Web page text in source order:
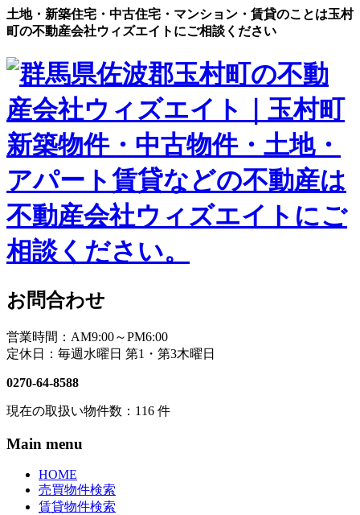
土地・新築住宅・中古住宅・マンション・賃貸のことは玉村
町の不動産会社ウィズエイトにご相談ください
お問合わせ
営業時間：AM9:00～PM6:00
定休日：毎週水曜日 第1・第3木曜日
0270-64-8588
現在の取扱い物件数： 116 件
Main menu
HOME
売買物件検索
賃貸物件検索